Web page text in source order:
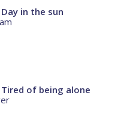
in the sun
of being alone